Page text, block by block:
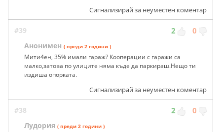
Сигнализирай за неуместен коментар
#39 2 0
Анонимен ( преди 2 години )
Мити4ен, 35% имали гараж? Кооперации с гаражи са
малко,затова по улиците няма къде да паркираш.Нещо ти
издиша опорката.
Сигнализирай за неуместен коментар
#38 2 0
Лудория ( преди 2 години )